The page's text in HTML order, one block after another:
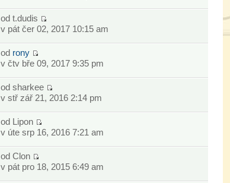
odt.dudis
v pát čer 02, 2017 10:15 am
od rony
v čtv bře 09, 2017 9:35 pm
odsharkee
v stř zář 21, 2016 2:14 pm
od Lipon
v úte srp 16, 2016 7:21 am
odClon
v pát pro 18, 2015 6:49 am